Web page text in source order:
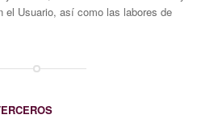
el Usuario, así como las labores de